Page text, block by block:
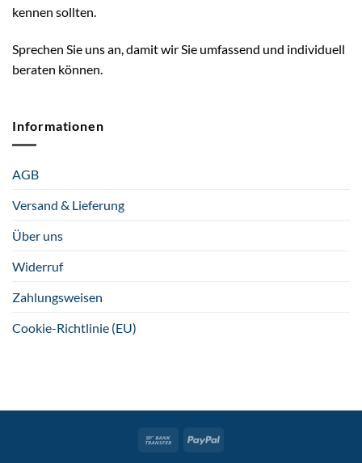
kennen sollten.
Sprechen Sie uns an, damit wir Sie umfassend und individuell
beraten können.
Informationen
AGB
Versand & Lieferung
Über uns
Widerruf
Zahlungsweisen
Cookie-Richtlinie (EU)
Bank